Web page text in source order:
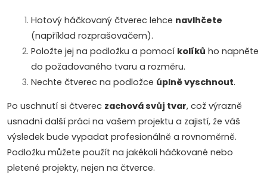
Hotový háčkovaný čtverec lehce navlhčete
(například rozprašovačem).
Položte jej na podložku a pomocí kolíků ho napněte
do požadovaného tvaru a rozměru.
Nechte čtverec na podložce úplně vyschnout.
Po uschnutí si čtverec zachová svůj tvar, což výrazně
usnadní další práci na vašem projektu a zajistí, že váš
výsledek bude vypadat profesionálně a rovnoměrně.
Podložku můžete použít na jakékoli háčkované nebo
pletené projekty, nejen na čtverce.